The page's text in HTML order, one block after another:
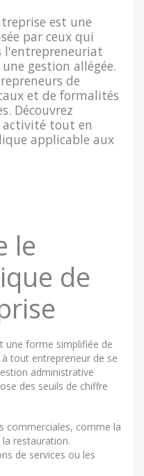
est une
par ceux qui
l'entrepreneuriat
gestion allégée.
de
et de formalités
Découvrez
tout en
applicable aux
le
de
une forme simplifiée de
tout entrepreneur de se
administrative
des seuils de chiffre
commerciales, comme la
restauration.
de services ou les